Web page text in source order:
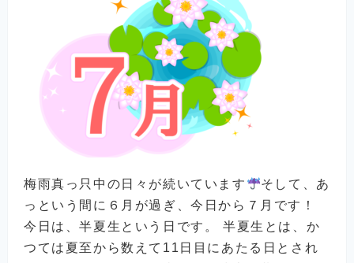
梅雨真っ只中の日々が続いています
そして、あ
っという間に６月が過ぎ、今日から７月です！
今日は、半夏生という日です。 半夏生とは、か
つては夏至から数えて11日目にあたる日とされ